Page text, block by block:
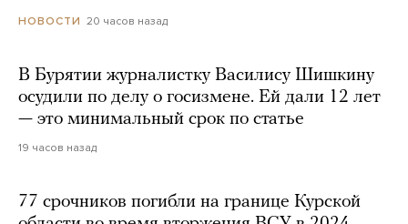
НОВОСТИ 20 часов назад
В Бурятии журналистку Василису Шишкину
осудили по делу о госизмене. Ей дали 12 лет
— это минимальный срок по статье
19 часов назад
77 срочников погибли на границе Курской